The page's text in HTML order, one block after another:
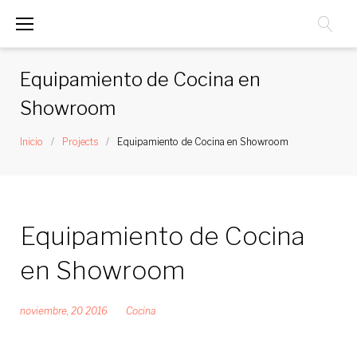
Equipamiento de Cocina en
Showroom
Inicio / Projects / Equipamiento de Cocina en Showroom
Equipamiento de Cocina
en Showroom
noviembre, 20 2016 Cocina